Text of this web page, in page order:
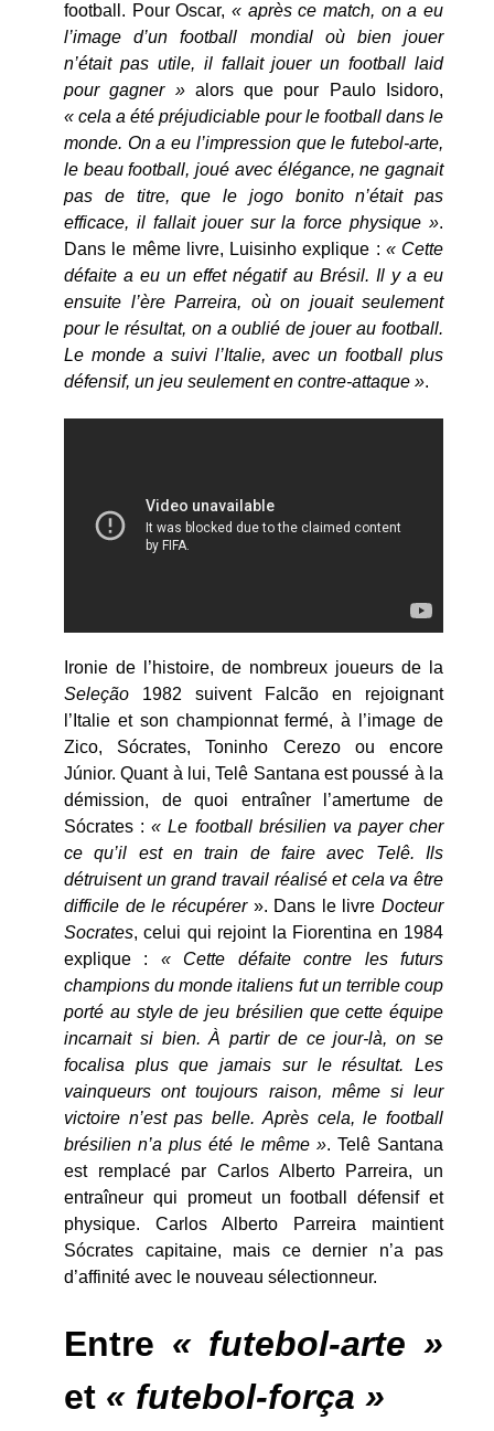
football. Pour Oscar, « après ce match, on a eu
l’image d’un football mondial où bien jouer
n’était pas utile, il fallait jouer un football laid
pour gagner »alors que pour Paulo Isidoro,
« cela a été préjudiciable pour le football dans le
monde. On a eu l’impression que le futebol-arte,
le beau football, joué avec élégance, ne gagnait
pas de titre, que le jogo bonito n’était pas
efficace, il fallait jouer sur la force physique ».
Dans le même livre, Luisinho explique : « Cette
défaite a eu un effet négatif au Brésil. Il y a eu
ensuite l’ère Parreira, où on jouait seulement
pour le résultat, on a oublié de jouer au football.
Le monde a suivi l’Italie, avec un football plus
défensif, un jeu seulement en contre-attaque ».
Ironie de l’histoire, de nombreux joueurs de la
Seleção 1982 suivent Falcão en rejoignant
l’Italie et son championnat fermé, à l’image de
Zico, Sócrates, Toninho Cerezo ou encore
Júnior. Quant à lui, Telê Santana est poussé à la
démission, de quoi entraîner l’amertume de
Sócrates :« Le football brésilien va payer cher
ce qu’il est en train de faire avec Telê. Ils
détruisent un grand travail réalisé et cela va être
difficile de le récupérer ». Dans le livre Docteur
Socrates, celui qui rejoint la Fiorentina en 1984
explique : « Cette défaite contre les futurs
champions du monde italiens fut un terrible coup
porté au style de jeu brésilien que cette équipe
incarnait si bien. À partir de ce jour-là, on se
focalisa plus que jamais sur le résultat. Les
vainqueurs ont toujours raison, même si leur
victoire n’est pas belle. Après cela, le football
brésilien n’a plus été le même ». Telê Santana
est remplacé par Carlos Alberto Parreira, un
entraîneur qui promeut un football défensif et
physique. Carlos Alberto Parreira maintient
Sócrates capitaine, mais ce dernier n’a pas
d’affinité avec le nouveau sélectionneur.
Entre « futebol-arte »
et « futebol-força »